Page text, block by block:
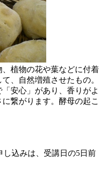
植物の花や葉などに付着
、自然増殖させたもの。
安心」があり、香りがよ
繋がります。酵母の起こ
し込みは、受講日の5日前